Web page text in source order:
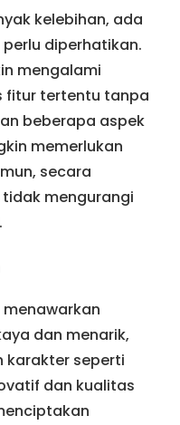
kelebihan, ada
diperhatikan.
mengalami
fitur tertentu tanpa
beberapa aspek
memerlukan
secara
tidak mengurangi
dan menarik,
karakter seperti
dan kualitas